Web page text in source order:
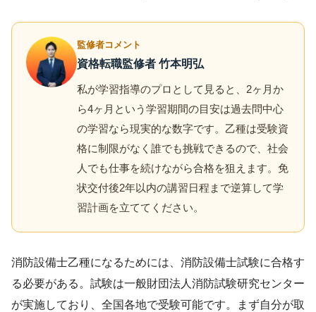
監修者コメント
資格転職監修者 竹本明弘
私が学習指導のプロとして見ると、2ヶ月か
ら4ヶ月という学習期間の目安は過去問中心
の学習なら現実的な数字です。乙種は受験資
格に制限がなく誰でも挑戦できるので、社会
人でも仕事を続けながら合格を狙えます。免
状交付後2年以内の講習日程まで逆算して学
習計画を立ててください。
消防設備士乙種になるためには、消防設備士試験に合格す
る必要がある。試験は一般財団法人消防試験研究センター
が実施しており、全国各地で受験可能です。まず自分が取